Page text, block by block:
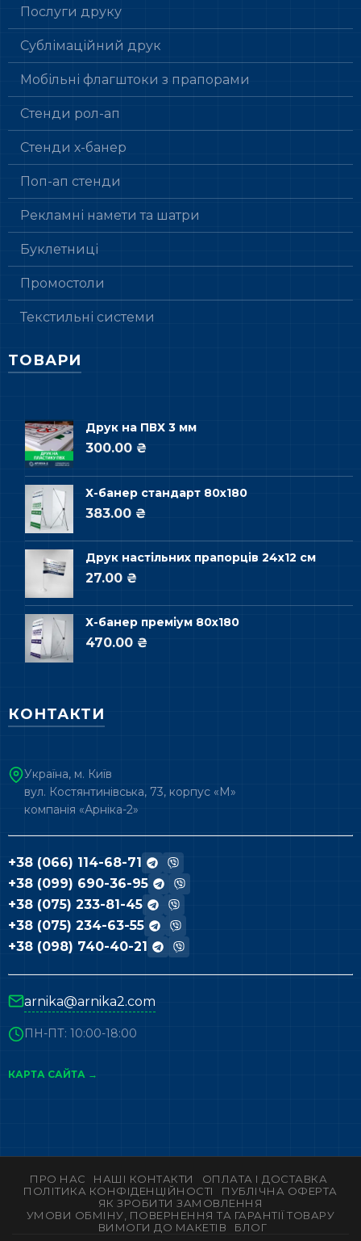
Послуги друку
Сублімаційний друк
Мобільні флагштоки з прапорами
Стенди рол-ап
Стенди х-банер
Поп-ап стенди
Рекламні намети та шатри
Буклетниці
Промостоли
Текстильні системи
ТОВАРИ
Друк на ПВХ 3 мм
300.00 ₴
Х-банер стандарт 80х180
383.00 ₴
Друк настільних прапорців 24х12 см
27.00 ₴
Х-банер преміум 80х180
470.00 ₴
КОНТАКТИ
Україна, м. Київ
вул. Костянтинівська, 73, корпус «М»
компанія «Арніка-2»
+38 (066) 114-68-71
+38 (099) 690-36-95
+38 (075) 233-81-45
+38 (075) 234-63-55
+38 (098) 740-40-21
arnika@arnika2.com
ПН-ПТ: 10:00-18:00
КАРТА САЙТА →
ПРО НАС НАШІ КОНТАКТИ
ОПЛАТА І ДОСТАВКА
ПОЛІТИКА КОНФІДЕНЦІЙНОСТІ
ПУБЛІЧНА ОФЕРТА
ЯК ЗРОБИТИ ЗАМОВЛЕННЯ
УМОВИ ОБМІНУ, ПОВЕРНЕННЯ ТА ГАРАНТІЇ ТОВАРУ
ВИМОГИ ДО МАКЕТІВ
БЛОГ